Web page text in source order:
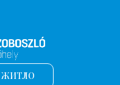
ЖИТЛО